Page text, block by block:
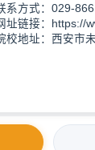
系方式：029-
址链接：https://
校地址：西安市